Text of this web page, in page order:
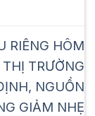
RIÊNG HÔM
THỊ TRƯỜNG
NGUỒN
GIẢM NHẸ